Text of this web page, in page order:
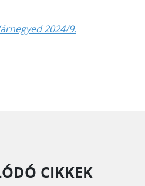
2024/9.
CIKKEK